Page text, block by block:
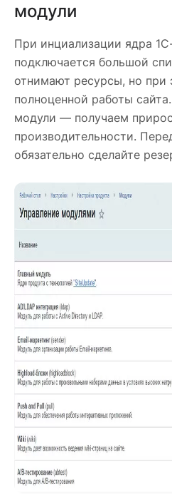
модули
При инциализации ядра
подключается большой
отнимают ресурсы, но при
полноценной работы
модули — получаем
производительности.
обязательно сделайте